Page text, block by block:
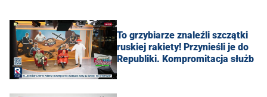
To grzybiarze znaleźli szczątki
ruskiej rakiety! Przynieśli je do
Republiki. Kompromitacja służb